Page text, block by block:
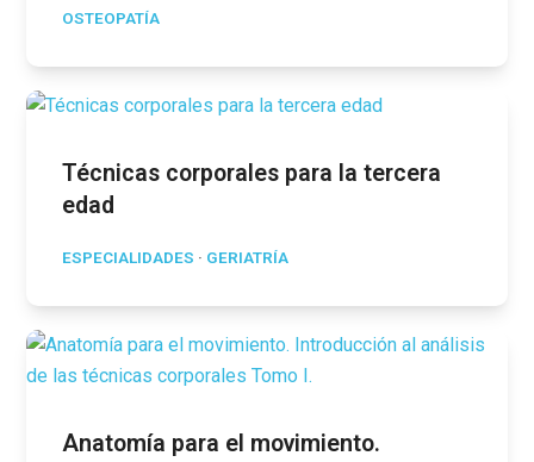
OSTEOPATÍA
Técnicas corporales para la tercera
edad
ESPECIALIDADES · GERIATRÍA
Anatomía para el movimiento.